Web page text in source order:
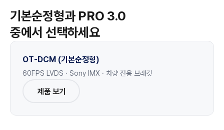
기본순정형과 PRO 3.0
중에서 선택하세요
OT-DCM (기본순정형)
60FPS LVDS · Sony IMX · 차량 전용 브래킷
제품 보기